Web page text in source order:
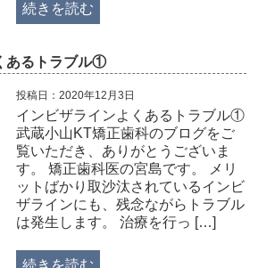
続きを読む
あるトラブル①
投稿日：2020年12月3日
インビザラインよくあるトラブル①
武蔵小山KT矯正歯科のブログをご
覧いただき、ありがとうございま
す。 矯正歯科医の宮島です。 メリ
ットばかり取沙汰されているインビ
ザラインにも、残念ながらトラブル
は発生します。 治療を行っ […]
続きを読む